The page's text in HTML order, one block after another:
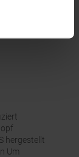
hergestellt
Um